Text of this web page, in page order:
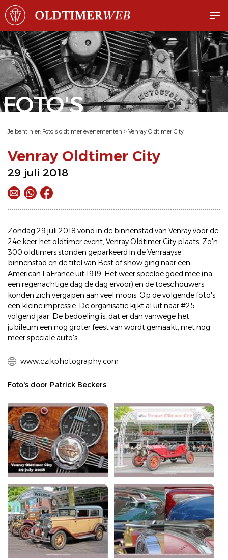
FOTO'S
Je bent hier: Foto's oldtimer evenementen > Venray Oldtimer City
Venray Oldtimer City
29 juli 2018
Zondag 29 juli 2018 vond in de binnenstad van Venray voor de
24e keer het oldtimer event, Venray Oldtimer City plaats. Zo'n
300 oldtimers stonden geparkeerd in de Venraayse
binnenstad en de titel van Best of show ging naar een
American LaFrance uit 1919. Het weer speelde goed mee (na
een regenachtige dag de dag ervoor) en de toeschouwers
konden zich vergapen aan veel moois. Op de volgende foto's
een kleine impressie. De organisatie kijkt al uit naar #25
volgend jaar. De bedoeling is, dat er dan vanwege het
jubileum een nog groter feest van wordt gemaakt, met nog
meer speciale auto's.
www.czikphotography.com
Foto's door Patrick Beckers